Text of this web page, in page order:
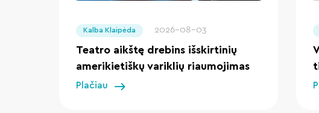
Kalba Klaipėda 2026-08-03
Teatro aikštę drebins išskirtinių
amerikietiškų variklių riaumojimas
Plačiau